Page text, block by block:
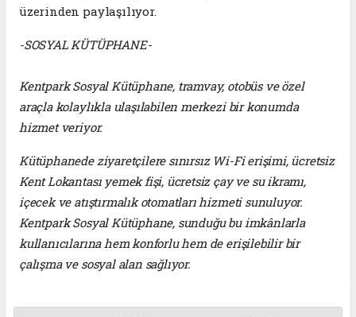
üzerinden paylaşılıyor.
-SOSYAL KÜTÜPHANE-
Kentpark Sosyal Kütüphane, tramvay, otobüs ve özel
araçla kolaylıkla ulaşılabilen merkezi bir konumda
hizmet veriyor.
Kütüphanede ziyaretçilere sınırsız Wi-Fi erişimi, ücretsiz
Kent Lokantası yemek fişi, ücretsiz çay ve su ikramı,
içecek ve atıştırmalık otomatları hizmeti sunuluyor.
Kentpark Sosyal Kütüphane, sunduğu bu imkânlarla
kullanıcılarına hem konforlu hem de erişilebilir bir
çalışma ve sosyal alan sağlıyor.